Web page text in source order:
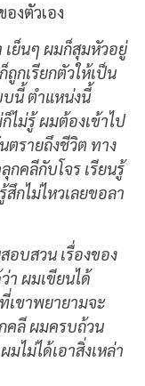
งตัวเอง
เย็นๆ ผมก็สุมหัวอยู่
กเรียกตัวให้เป็น
บนี้ ตำแหน่งนี้
ไม่รู้ ผมต้องเข้าไป
ตรายถึงชีวิต ทาง
กคลีกับโจร เรียนรู้
กไม่ไหวเลยขอลา
อบสวน เรื่องของ
า ผมเขียนได้
เขาพยายามจะ
กคลี ผมครบถ้วน
ไม่ได้เอาสิ่งเหล่า